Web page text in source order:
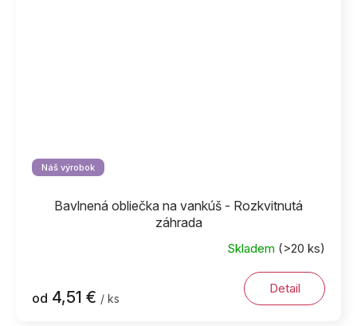
Náš výrobok
Bavlnená obliečka na vankúš - Rozkvitnutá
záhrada
Skladem (>20 ks)
od 4,51 € / ks
Detail